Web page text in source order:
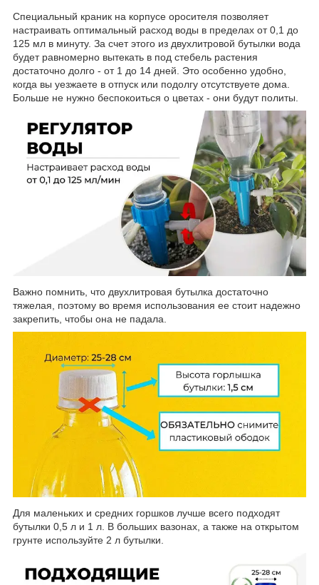
Специальный краник на корпусе оросителя позволяет
настраивать оптимальный расход воды в пределах от 0,1 до
125 мл в минуту. За счет этого из двухлитровой бутылки вода
будет равномерно вытекать в под стебель растения
достаточно долго - от 1 до 14 дней. Это особенно удобно,
когда вы уезжаете в отпуск или подолгу отсутствуете дома.
Больше не нужно беспокоиться о цветах - они будут политы.
Важно помнить, что двухлитровая бутылка достаточно
тяжелая, поэтому во время использования ее стоит надежно
закрепить, чтобы она не падала.
Для маленьких и средних горшков лучше всего подходят
бутылки 0,5 л и 1 л. В больших вазонах, а также на открытом
грунте используйте 2 л бутылки.